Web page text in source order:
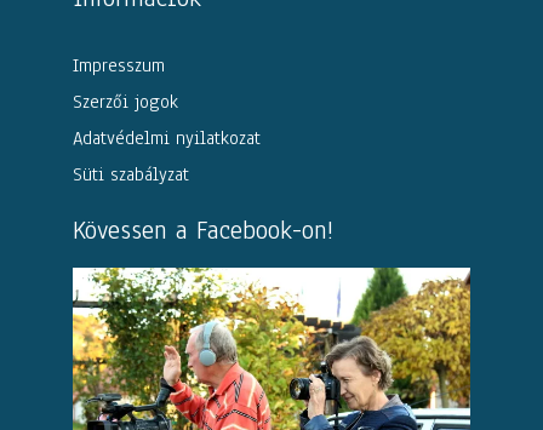
Impresszum
Szerzői jogok
Adatvédelmi nyilatkozat
Süti szabályzat
Kövessen a Facebook-on!